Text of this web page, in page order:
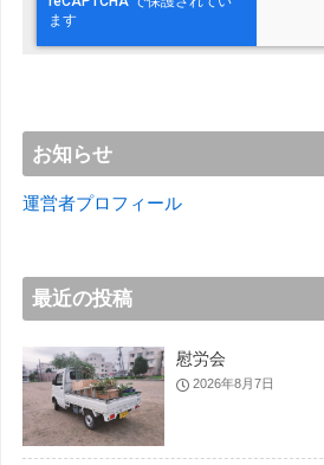
お知らせ
運営者プロフィール
最近の投稿
慰労会
2026年8月7日